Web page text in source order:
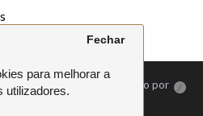
para melhorar a
utilizadores.
Fechar
reservados | Desenvolvido por